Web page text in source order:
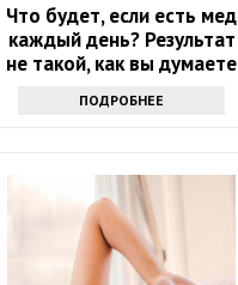
Что будет, если есть мед
каждый день? Результат
не такой, как вы думаете
ПОДРОБНЕЕ